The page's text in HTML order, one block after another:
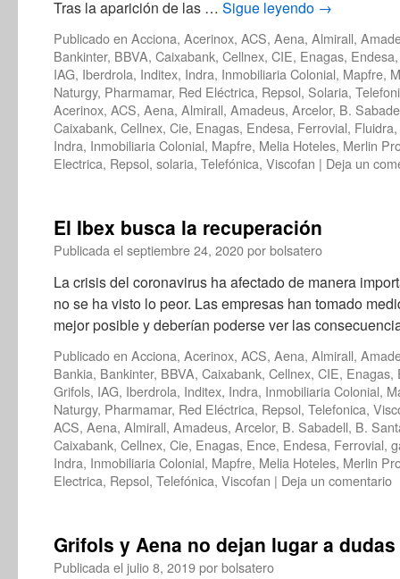
Tras la aparición de las … Sigue leyendo →
Publicado en Acciona, Acerinox, ACS, Aena, Almirall,
Bankinter, BBVA, Caixabank, Cellnex, CIE, Enagas, Endesa
IAG, Iberdrola, Inditex, Indra, Inmobiliaria Colonial, Mapfre,
Naturgy, Pharmamar, Red Eléctrica, Repsol, Solaria,
Acerinox, ACS, Aena, Almirall, Amadeus, Arcelor, B.
Caixabank, Cellnex, Cie, Enagas, Endesa, Ferrovial, Fluidra,
Indra, Inmobiliaria Colonial, Mapfre, Melia Hoteles, Merlin
Electrica, Repsol, solaria, Telefónica, Viscofan | Deja un
El Ibex busca la recuperación
Publicada el septiembre 24, 2020porbolsatero
La crisis del coronavirus ha afectado de manera
no se ha visto lo peor. Las empresas han tomado
mejor posible y deberían poderse ver las
Publicado en Acciona, Acerinox, ACS, Aena, Almirall,
Bankia, Bankinter, BBVA, Caixabank, Cellnex, CIE, Enagas,
Grifols, IAG, Iberdrola, Inditex, Indra, Inmobiliaria Colonial,
Naturgy, Pharmamar, Red Eléctrica, Repsol, Telefonica,
ACS, Aena, Almirall, Amadeus, Arcelor, B. Sabadell, B.
Caixabank, Cellnex, Cie, Enagas, Ence, Endesa, Ferrovial,
Indra, Inmobiliaria Colonial, Mapfre, Melia Hoteles, Merlin
Electrica, Repsol, Telefónica, Viscofan | Deja un comentario
Grifols y Aena no dejan lugar a dudas
Publicada el julio 8, 2019porbolsatero